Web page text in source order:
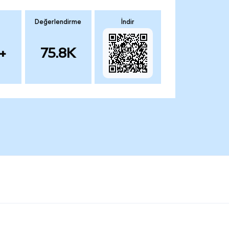
Değerlendirme
75.8K
İndir